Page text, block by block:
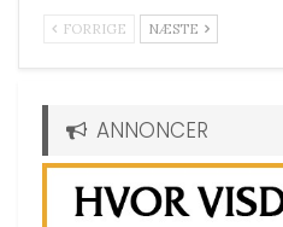
FORRIGE NÆSTE
ANNONCER